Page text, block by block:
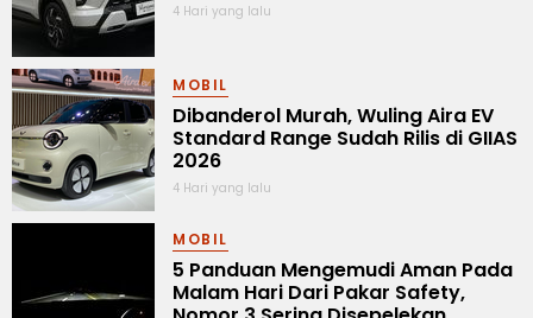
4 Hari yang lalu
MOBIL
Dibanderol Murah, Wuling Aira EV
Standard Range Sudah Rilis di GIIAS
2026
4 Hari yang lalu
MOBIL
5 Panduan Mengemudi Aman Pada
Malam Hari Dari Pakar Safety,